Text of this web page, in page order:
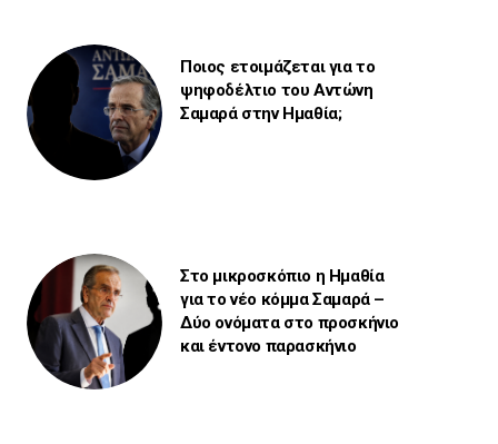
Ποιος ετοιμάζεται για το
ψηφοδέλτιο του Αντώνη
Σαμαρά στην Ημαθία;
Στο μικροσκόπιο η Ημαθία
για το νέο κόμμα Σαμαρά –
Δύο ονόματα στο προσκήνιο
και έντονο παρασκήνιο